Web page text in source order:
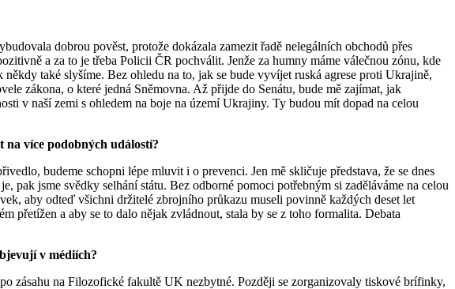
dobrou pověst, protože dokázala zamezit řadě nelegálních obchodů přes
a za to je třeba Policii ČR pochválit. Jenže za humny máme válečnou zónu, kde
také slyšíme. Bez ohledu na to, jak se bude vyvíjet ruská agrese proti Ukrajině,
zákona, o které jedná Sněmovna. Až přijde do Senátu, bude mě zajímat, jak
v naší zemi s ohledem na boje na území Ukrajiny. Ty budou mít dopad na celou
na více podobných událostí?
budeme schopni lépe mluvit i o prevenci. Jen mě skličuje představa, že se dnes
jsme svědky selhání státu. Bez odborné pomoci potřebným si zaděláváme na celou
aby odteď všichni držitelé zbrojního průkazu museli povinně každých deset let
přetížen a aby se to dalo nějak zvládnout, stala by se z toho formalita. Debata
v médiích?
zásahu na Filozofické fakultě UK nezbytné. Později se zorganizovaly tiskové brífinky,